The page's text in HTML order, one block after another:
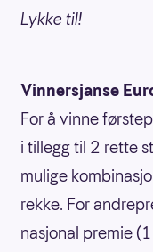
Lykke til!
Vinnersjanse
For å vinne
i tillegg til 2 rette
mulige
rekke. For
nasjonal premie